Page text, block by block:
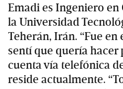
Emadi es Ingeniero
la Universidad
Teherán, Irán. “Fue en
sentí que quería hacer
cuenta vía telefónica
reside actualmente.